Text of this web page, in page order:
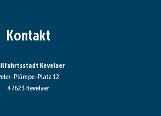
Kontakt
Kevelaer
Plümpe-Platz 12
47623 Kevelaer